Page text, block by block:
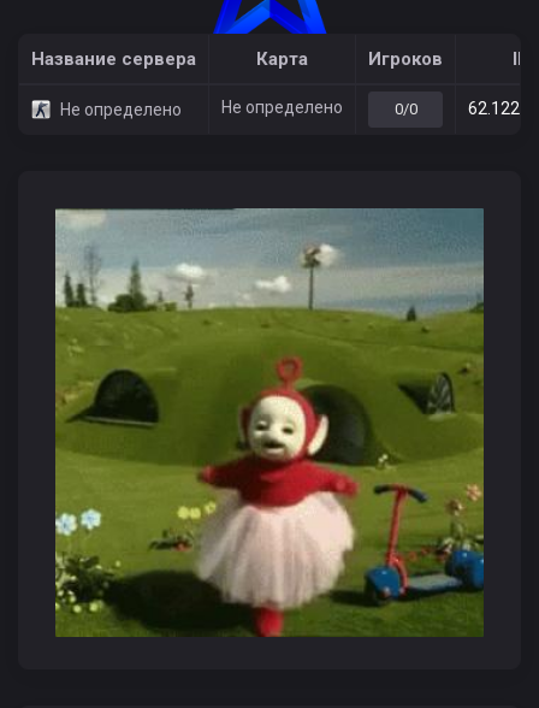
Название сервера Карта Игроков
Не определено Не определено 0/0